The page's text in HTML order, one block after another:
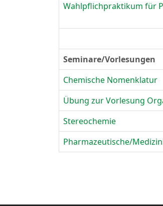
Wahlpflichpraktikum für
Seminare/Vorlesungen
Chemische Nomenklatur
Übung zur Vorlesung
Stereochemie
Pharmazeutische/